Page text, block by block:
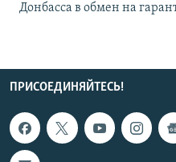
Донбасса в обмен на
ПРИСОЕДИНЯЙТЕСЬ!